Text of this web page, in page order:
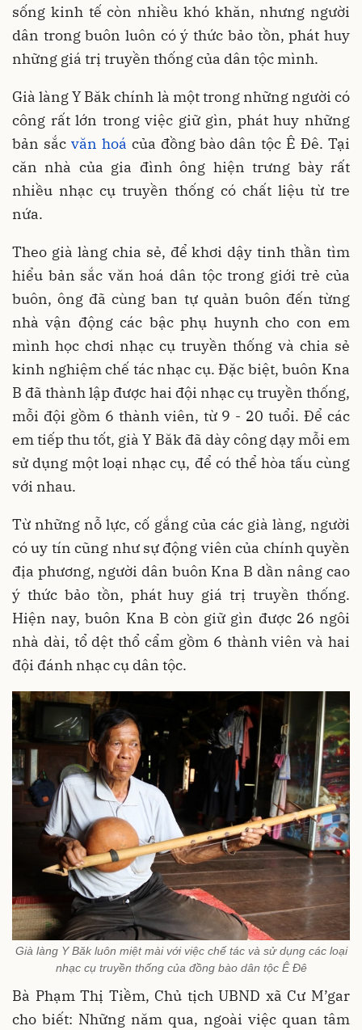
sống kinh tế còn nhiều khó khăn, nhưng người
dân trong buôn luôn có ý thức bảo tồn, phát huy
những giá trị truyền thống của dân tộc mình.
Già làng Y Băk chính là một trong những người có
công rất lớn trong việc giữ gìn, phát huy những
bản sắc văn hoá của đồng bào dân tộc Ê Đê. Tại
căn nhà của gia đình ông hiện trưng bày rất
nhiều nhạc cụ truyền thống có chất liệu từ tre
nứa.
Theo già làng chia sẻ, để khơi dậy tinh thần tìm
hiểu bản sắc văn hoá dân tộc trong giới trẻ của
buôn, ông đã cùng ban tự quản buôn đến từng
nhà vận động các bậc phụ huynh cho con em
mình học chơi nhạc cụ truyền thống và chia sẻ
kinh nghiệm chế tác nhạc cụ. Đặc biệt, buôn Kna
B đã thành lập được hai đội nhạc cụ truyền thống,
mỗi đội gồm 6 thành viên, từ 9 - 20 tuổi. Để các
em tiếp thu tốt, già Y Băk đã dày công dạy mỗi em
sử dụng một loại nhạc cụ, để có thể hòa tấu cùng
với nhau.
Từ những nỗ lực, cố gắng của các già làng, người
có uy tín cũng như sự động viên của chính quyền
địa phương, người dân buôn Kna B dần nâng cao
ý thức bảo tồn, phát huy giá trị truyền thống.
Hiện nay, buôn Kna B còn giữ gìn được 26 ngôi
nhà dài, tổ dệt thổ cẩm gồm 6 thành viên và hai
đội đánh nhạc cụ dân tộc.
Già làng Y Băk luôn miệt mài với việc chế tác và sử dụng các loại
nhạc cụ truyền thống của đồng bào dân tộc Ê Đê
Bà Phạm Thị Tiềm, Chủ tịch UBND xã Cư M’gar
cho biết: Những năm qua, ngoài việc quan tâm